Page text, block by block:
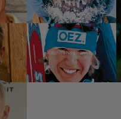
Kateřina Neumannová